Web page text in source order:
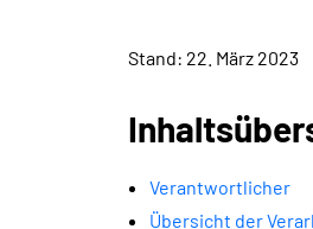
Stand: 22. März 2023
Verantwortlicher
Übersicht der